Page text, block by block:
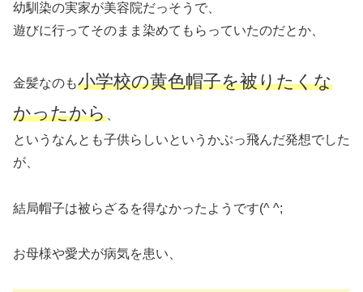
幼馴染の実家が美容院だっそうで、
遊びに行ってそのまま染めてもらっていたのだとか、
金髪なのも小学校の黄色帽子を被りたくな
かったから
というなんとも子供らしいというかぶっ飛んだ発想でした
が、
結局帽子は被らざるを得なかったようです(^ ^;
お母様や愛犬が病気を患い、